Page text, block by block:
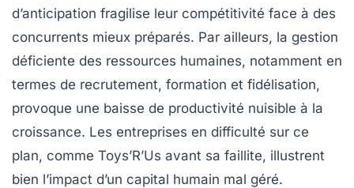
d’anticipation fragilise leur compétitivité face à des
concurrents mieux préparés. Par ailleurs, la gestion
déficiente des ressources humaines, notamment en
termes de recrutement, formation et fidélisation,
provoque une baisse de productivité nuisible à la
croissance. Les entreprises en difficulté sur ce
plan, comme Toys’R’Us avant sa faillite, illustrent
bien l’impact d’un capital humain mal géré.